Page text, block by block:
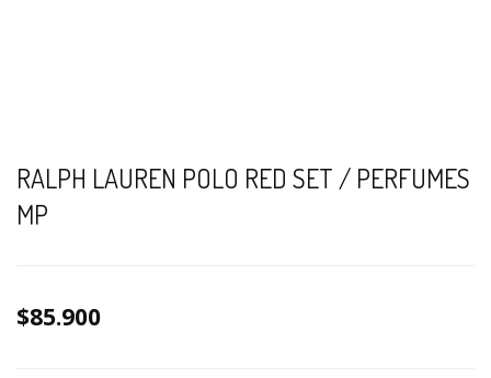
RALPH LAUREN POLO RED SET / PERFUMES
MP
$85.900